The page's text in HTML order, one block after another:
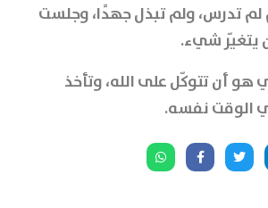
لم تدرس، ولم تبذل جهدًا، وجلست
يتغيّر شيء.
هو أن تتوكّل على الله،وتأخذ
الوقت نفسه.